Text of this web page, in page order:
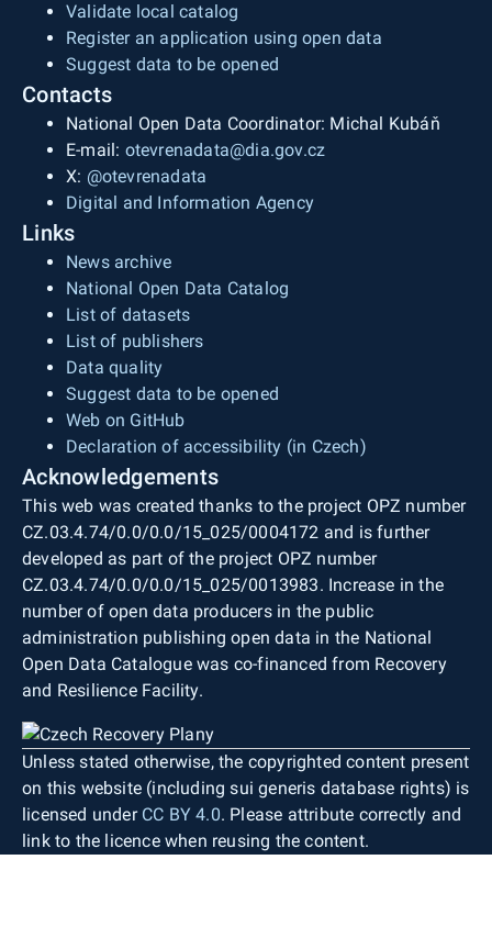
Validate local catalog
Register an application using open data
Suggest data to be opened
Contacts
National Open Data Coordinator: Michal Kubáň
E-mail: otevrenadata@dia.gov.cz
X: @otevrenadata
Digital and Information Agency
Links
News archive
National Open Data Catalog
List of datasets
List of publishers
Data quality
Suggest data to be opened
Web on GitHub
Declaration of accessibility (in Czech)
Acknowledgements
This web was created thanks to the project OPZ number
CZ.03.4.74/0.0/0.0/15_025/0004172 and is further
developed as part of the project OPZ number
CZ.03.4.74/0.0/0.0/15_025/0013983. Increase in the
number of open data producers in the public
administration publishing open data in the National
Open Data Catalogue was co-financed from Recovery
and Resilience Facility.
Unless stated otherwise, the copyrighted content present
on this website (including sui generis database rights) is
licensed under CC BY 4.0. Please attribute correctly and
link to the licence when reusing the content.